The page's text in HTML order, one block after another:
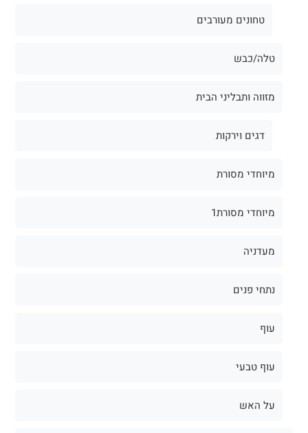
טחונים מעורבים
טלה/כבש
מזווה ותבליני הבית
דגים וירקות
מיוחדי מסורת
מיוחדי מסורת1
מעדניה
נתחי פנים
עוף
עוף טבעי
על האש